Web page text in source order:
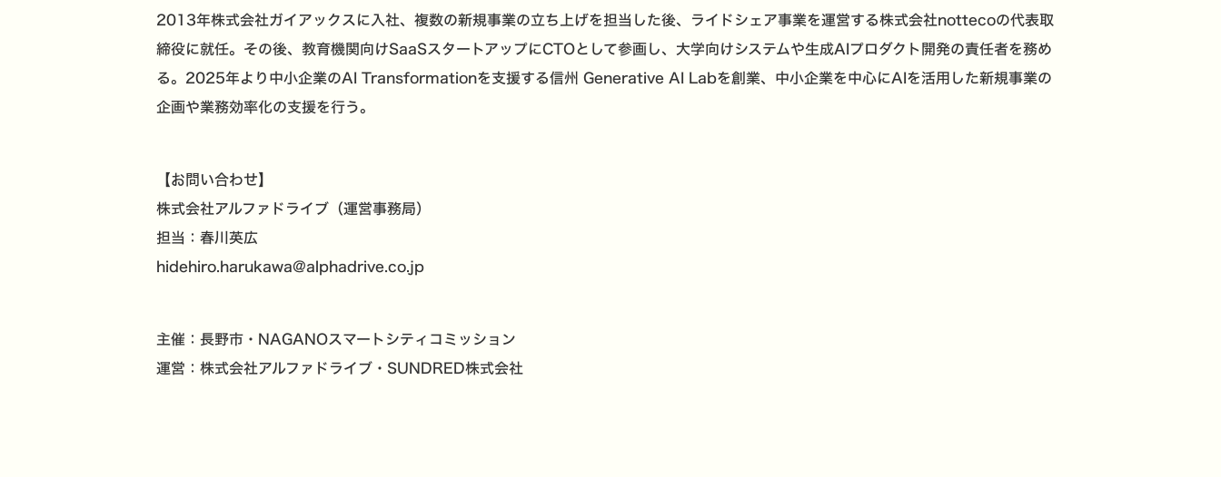
2013年株式会社ガイアックスに入社、複数の新規事業の立ち上げを担当した後、ライドシェア事業を運営する株式会社nottecoの代表取
締役に就任。その後、教育機関向けSaaSスタートアップにCTOとして参画し、大学向けシステムや生成AIプロダクト開発の責任者を務め
る。2025年より中小企業のAI Transformationを支援する信州 Generative AI Labを創業、中小企業を中心にAIを活用した新規事業の
企画や業務効率化の支援を行う。
【お問い合わせ】
株式会社アルファドライブ（運営事務局）
担当：春川英広
hidehiro.harukawa@alphadrive.co.jp
主催：長野市・NAGANOスマートシティコミッション
運営：株式会社アルファドライブ・SUNDRED株式会社